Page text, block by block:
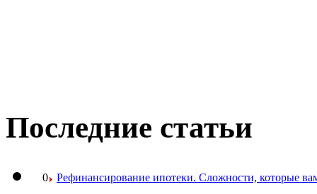
Последние статьи
0 Рефинансирование ипотеки. Сложности, которые